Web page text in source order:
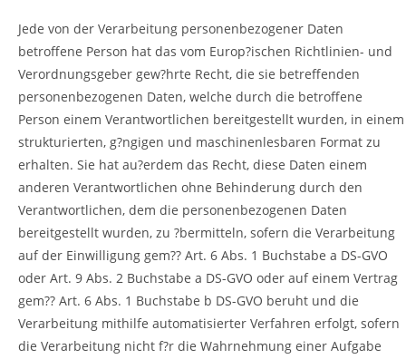
Jede von der Verarbeitung personenbezogener Daten
betroffene Person hat das vom Europ?ischen Richtlinien- und
Verordnungsgeber gew?hrte Recht, die sie betreffenden
personenbezogenen Daten, welche durch die betroffene
Person einem Verantwortlichen bereitgestellt wurden, in einem
strukturierten, g?ngigen und maschinenlesbaren Format zu
erhalten. Sie hat au?erdem das Recht, diese Daten einem
anderen Verantwortlichen ohne Behinderung durch den
Verantwortlichen, dem die personenbezogenen Daten
bereitgestellt wurden, zu ?bermitteln, sofern die Verarbeitung
auf der Einwilligung gem?? Art. 6 Abs. 1 Buchstabe a DS-GVO
oder Art. 9 Abs. 2 Buchstabe a DS-GVO oder auf einem Vertrag
gem?? Art. 6 Abs. 1 Buchstabe b DS-GVO beruht und die
Verarbeitung mithilfe automatisierter Verfahren erfolgt, sofern
die Verarbeitung nicht f?r die Wahrnehmung einer Aufgabe